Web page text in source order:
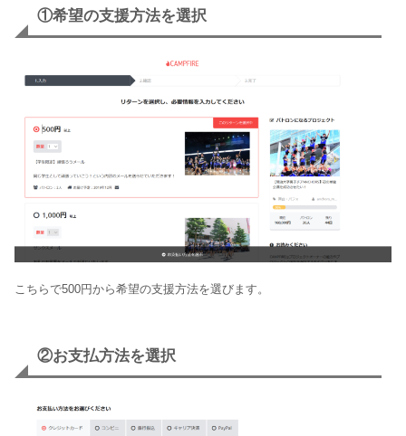
①希望の支援方法を選択
こちらで500円から希望の支援方法を選びます。
②お支払方法を選択